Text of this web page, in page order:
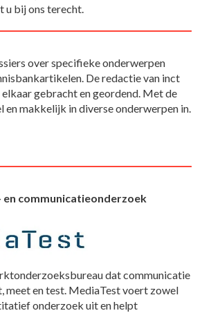
u bij ons terecht.
over specifieke onderwerpen
De redactie van inct
gebracht en geordend. Met de
en makkelijk in diverse onderwerpen in.
en communicatieonderzoek
dat communicatie
meet en test. MediaTest voert zowel
onderzoek uit en helpt